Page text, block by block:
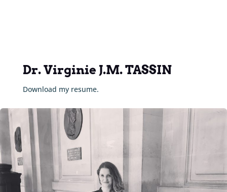
Dr. Virginie J.M. TASSIN
Download my resume.